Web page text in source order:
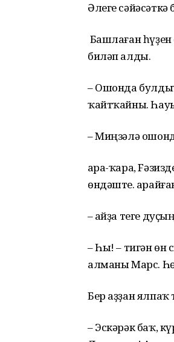
Әлеге
Башлаған
биләп алды.
– Ошонда
ҡайтҡайны.
– Миңзәлә
Ҡара-ҡара,
өндәште.
– Ҡайҙа теге
– Һы! – тигән өн
алманы Марс.
Бер аҙҙан ялпаҡ
– Эскәрәк баҡ,